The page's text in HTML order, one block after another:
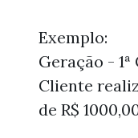
Exemplo:
Geração -
Cliente
de R$